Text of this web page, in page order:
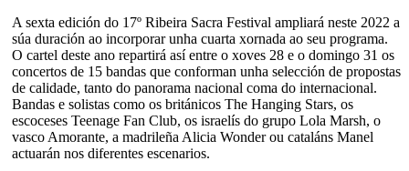
A sexta edición do 17º Ribeira Sacra Festival ampliará neste 2022 a
súa duración ao incorporar unha cuarta xornada ao seu programa.
O cartel deste ano repartirá así entre o xoves 28 e o domingo 31 os
concertos de 15 bandas que conforman unha selección de propostas
de calidade, tanto do panorama nacional coma do internacional.
Bandas e solistas como os británicos The Hanging Stars, os
escoceses Teenage Fan Club, os israelís do grupo Lola Marsh, o
vasco Amorante, a madrileña Alicia Wonder ou cataláns Manel
actuarán nos diferentes escenarios.